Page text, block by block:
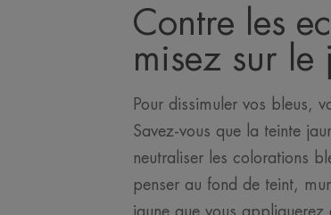
Contre les
misez sur le
Pour dissimuler vos bleus,
Savez-vous que la teinte
neutraliser les colorations
penser au fond de teint,